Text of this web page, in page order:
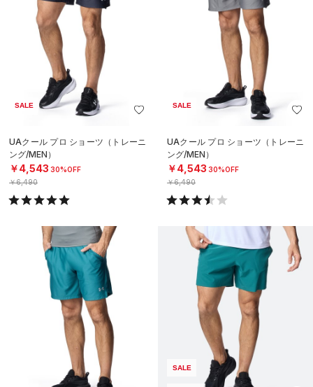
SALE
UAクール プロ ショーツ（トレーニ
ング/MEN）
￥4,543 30%OFF
￥6,490
SALE
UAクール プロ ショーツ（トレーニ
ング/MEN）
￥4,543 30%OFF
￥6,490
SALE